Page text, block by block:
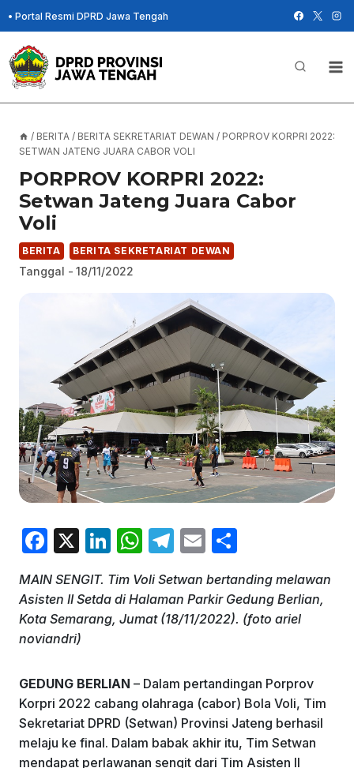
Skip
to
content
• Portal Resmi DPRD Jawa Tengah
/ BERITA / BERITA SEKRETARIAT DEWAN / PORPROV KORPRI 2022:
SETWAN JATENG JUARA CABOR VOLI
PORPROV KORPRI 2022:
Setwan Jateng Juara Cabor
Voli
BERITA BERITA SEKRETARIAT DEWAN
Tanggal - 18/11/2022
F
c
e
b
o
k
X
Li
k
e
W
at
s
p
T
e
gr
E
ai
l
ar
e
MAIN SENGIT. Tim Voli Setwan bertanding melawan
Asisten II Setda di Halaman Parkir Gedung Berlian,
Kota Semarang, Jumat (18/11/2022). (foto ariel
noviandri)
GEDUNG BERLIAN – Dalam pertandingan Porprov
Korpri 2022 cabang olahraga (cabor) Bola Voli, Tim
Sekretariat DPRD (Setwan) Provinsi Jateng berhasil
melaju ke final. Dalam babak akhir itu, Tim Setwan
mendapat perlawanan sengit dari Tim Asisten II